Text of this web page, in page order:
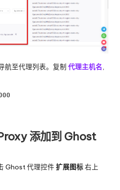
航至代理列表。复制 代理主机名,
添加到 Ghost
Ghost 代理控件 扩展图标右上